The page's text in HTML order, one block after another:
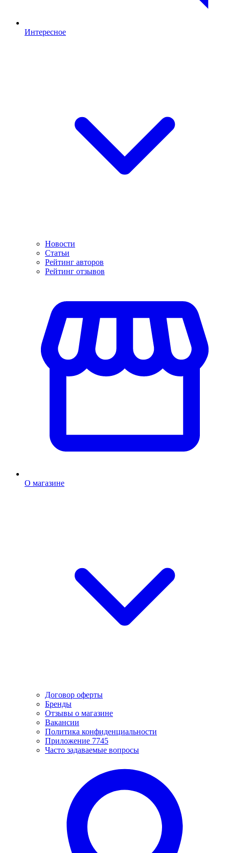
Интересное
Новости
Статьи
Рейтинг авторов
Рейтинг отзывов
О магазине
Договор оферты
Бренды
Отзывы о магазине
Вакансии
Политика конфиденциальности
Приложение 7745
Часто задаваемые вопросы